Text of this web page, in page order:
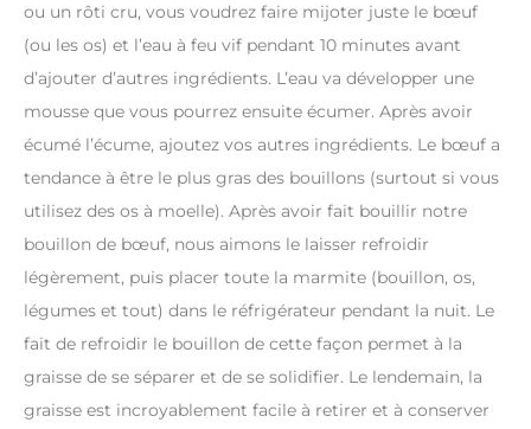
ou un rôti cru, vous voudrez faire mijoter juste le bœuf
(ou les os) et l’eau à feu vif pendant 10 minutes avant
d’ajouter d’autres ingrédients. L’eau va développer une
mousse que vous pourrez ensuite écumer. Après avoir
écumé l’écume, ajoutez vos autres ingrédients. Le bœuf a
tendance à être le plus gras des bouillons (surtout si vous
utilisez des os à moelle). Après avoir fait bouillir notre
bouillon de bœuf, nous aimons le laisser refroidir
légèrement, puis placer toute la marmite (bouillon, os,
légumes et tout) dans le réfrigérateur pendant la nuit. Le
fait de refroidir le bouillon de cette façon permet à la
graisse de se séparer et de se solidifier. Le lendemain, la
graisse est incroyablement facile à retirer et à conserver